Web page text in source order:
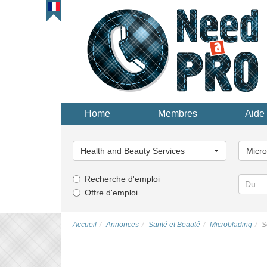
Home Membres Aide
une
catégorie...
Health and Beauty Services
une
Recherche d'emploi
Offre d'emploi
Accueil Annonces Santé et Beauté Microblading